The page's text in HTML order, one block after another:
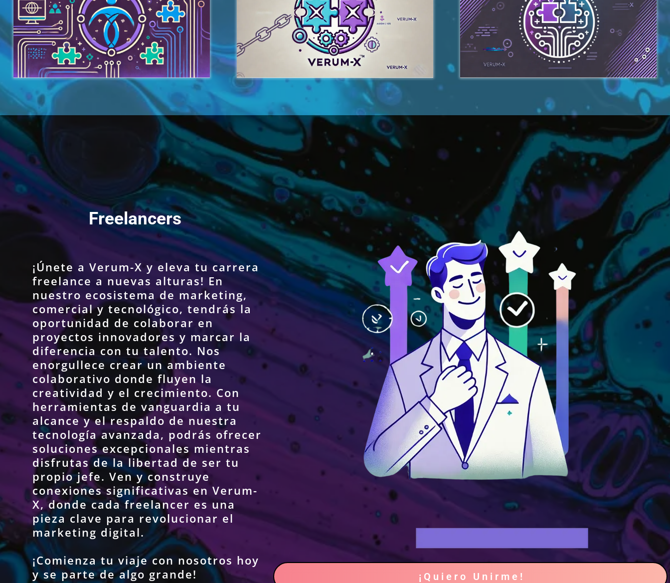
Freelancers
¡Únete a Verum-X y eleva tu carrera
freelance a nuevas alturas! En
nuestro ecosistema de marketing,
comercial y tecnológico, tendrás la
oportunidad de colaborar en
proyectos innovadores y marcar la
diferencia con tu talento. Nos
enorgullece crear un ambiente
colaborativo donde fluyen la
creatividad y el crecimiento. Con
herramientas de vanguardia a tu
alcance y el respaldo de nuestra
tecnología avanzada, podrás ofrecer
soluciones excepcionales mientras
disfrutas de la libertad de ser tu
propio jefe. Ven y construye
conexiones significativas en Verum-
X, donde cada freelancer es una
pieza clave para revolucionar el
marketing digital.
¡Comienza tu viaje con nosotros hoy
y se parte de algo grande!
¡Quiero Unirme!